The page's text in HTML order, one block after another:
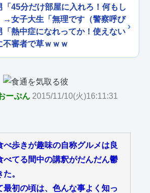
「45分だけ部屋に入れろ！何もし
→女子大生「無理です（警察呼び
熱中症になれってか！使えない
不審者で草ｗｗｗ
ーぷん 2015/11/10(火)16:11:31
べ歩きが趣味の自称グルメは良
べてる間中の講釈がだんだん鬱
。
最初の頃は、色んな事よく知っ